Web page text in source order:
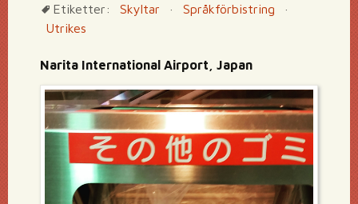
Etiketter:
Skyltar · Språkförbistring
·
Utrikes
Narita International Airport, Japan